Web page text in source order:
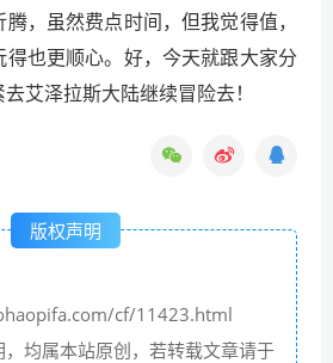
，虽然费点时间，但我觉得值，
也更顺心。好，今天就跟大家分
艾泽拉斯大陆继续冒险去！
版权声明
cf/11423.html
均属本站原创，若转载文章请于